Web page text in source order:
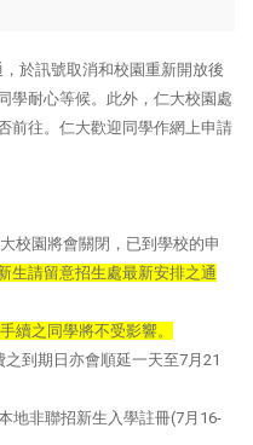
於訊號取消和校園重新開放後
學耐心等候。此外，仁大校園處
前往。仁大歡迎同學作網上申請
校園將會關閉，已到學校的申
生請留意招生處最新安排之通
續之同學將不受影響。
到期日亦會順延一天至7月21
地非聯招新生入學註冊(7月16-